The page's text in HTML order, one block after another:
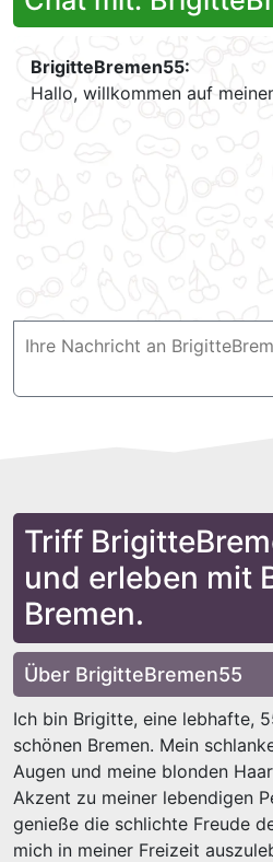
BrigitteBremen55:
Hallo, willkommen auf
Triff
und erleben mit
Bremen.
Über BrigitteBremen55
Ich bin Brigitte, eine lebhafte,
schönen Bremen. Mein
Augen und meine blonden
Akzent zu meiner lebendigen
genieße die schlichte Freude
mich in meiner Freizeit